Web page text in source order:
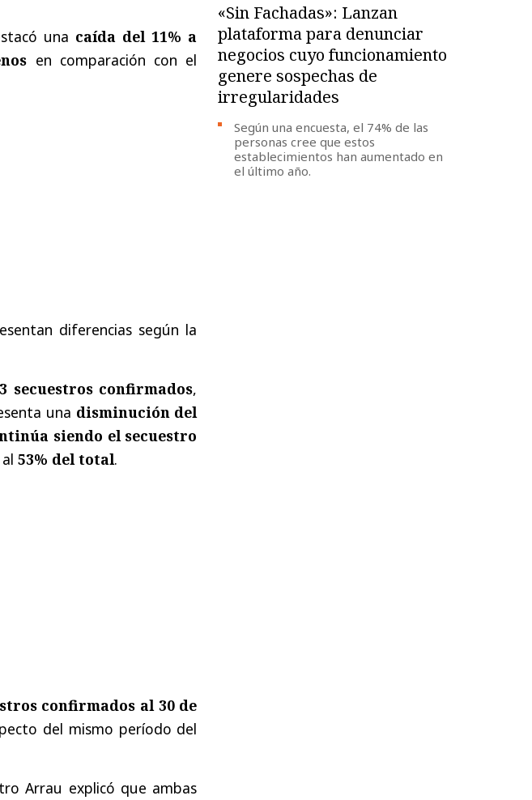
una caída del 11% a
en comparación con el
diferencias según la
secuestros confirmados,
una disminución del
siendo el secuestro
53% del total.
confirmados al 30 de
del mismo período del
Arrau explicó que ambas
«Sin Fachadas»: Lanzan
plataforma para denunciar
negocios cuyo funcionamiento
genere sospechas de
irregularidades
Según una encuesta, el 74% de las
personas cree que estos
establecimientos han aumentado en
el último año.